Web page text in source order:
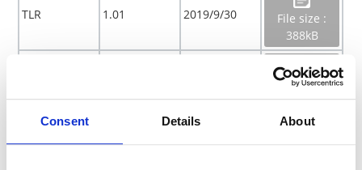
Consent Details About
TLR 1.01 2019/9/30
File size :
388kB
File size :
角形面実装抵抗器